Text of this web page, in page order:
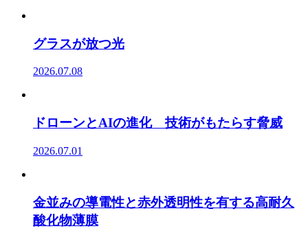
グラスが放つ光
2026.07.08
ドローンとAIの進化 技術がもたらす脅威
2026.07.01
金並みの導電性と赤外透明性を有する高耐久
酸化物薄膜